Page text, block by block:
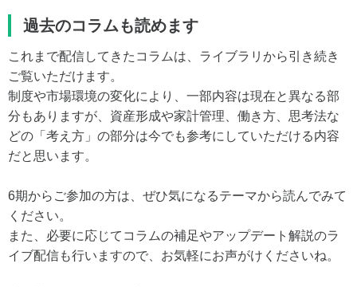
過去のコラムも読めます
これまで配信してきたコラムは、ライブラリから引き続き
ご覧いただけます。
制度や市場環境の変化により、一部内容は現在と異なる部
分もありますが、資産形成や家計管理、働き方、思考法な
どの「考え方」の部分は今でも参考にしていただける内容
だと思います。
6期からご参加の方は、ぜひ気になるテーマから読んでみて
ください。
また、必要に応じてコラムの補足やアップデート解説のラ
イブ配信も行いますので、お気軽にお声がけくださいね。